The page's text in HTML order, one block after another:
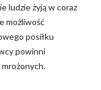
ludzie żyją w coraz
możliwość
posiłku
powinni
w procesie
ciasteczek.